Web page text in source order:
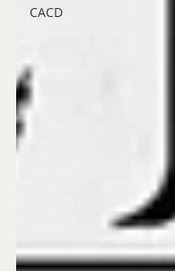
CACD